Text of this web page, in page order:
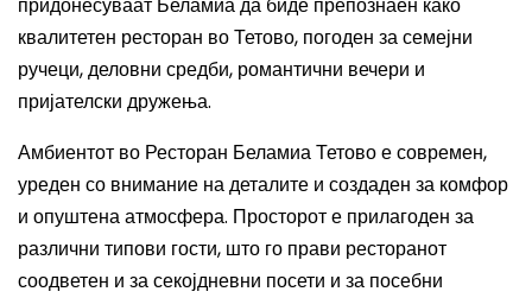
квалитетен ресторан во Тетово, погоден за семејни
ручеци, деловни средби, романтични вечери и
пријателски дружења.
Амбиентот во Ресторан Беламиа Тетово е современ,
уреден со внимание на деталите и создаден за комфор
и опуштена атмосфера. Просторот е прилагоден за
различни типови гости, што го прави ресторанот
соодветен и за секојдневни посети и за посебни